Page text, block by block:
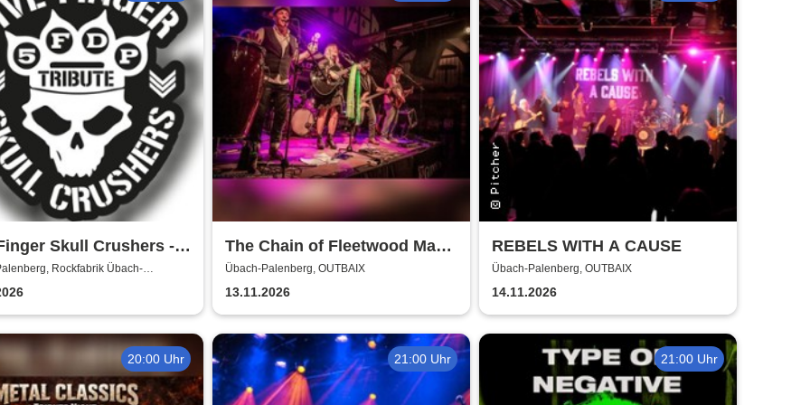
Skull Crushers -
Rockfabrik Übach-
The Chain of Fleetwood Mac -
The Music of Fleetwood Mac
Übach-Palenberg, OUTBAIX
13.11.2026
REBELS WITH A CAUSE
Übach-Palenberg, OUTBAIX
14.11.2026
20:00 Uhr 21:00 Uhr 21:00 Uhr